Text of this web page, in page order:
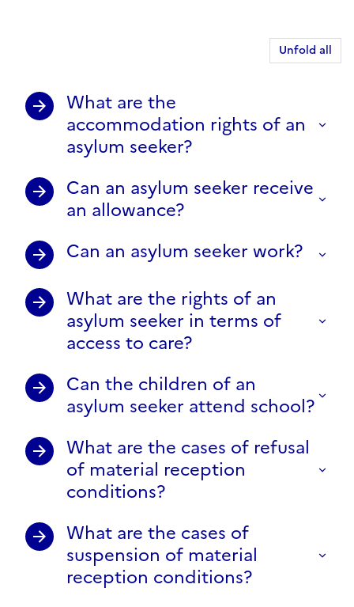
Unfold all
What are the
accommodation rights of an
asylum seeker?
Can an asylum seeker receive
an allowance?
Can an asylum seeker work?
What are the rights of an
asylum seeker in terms of
access to care?
Can the children of an
asylum seeker attend school?
What are the cases of refusal
of material reception
conditions?
What are the cases of
suspension of material
reception conditions?